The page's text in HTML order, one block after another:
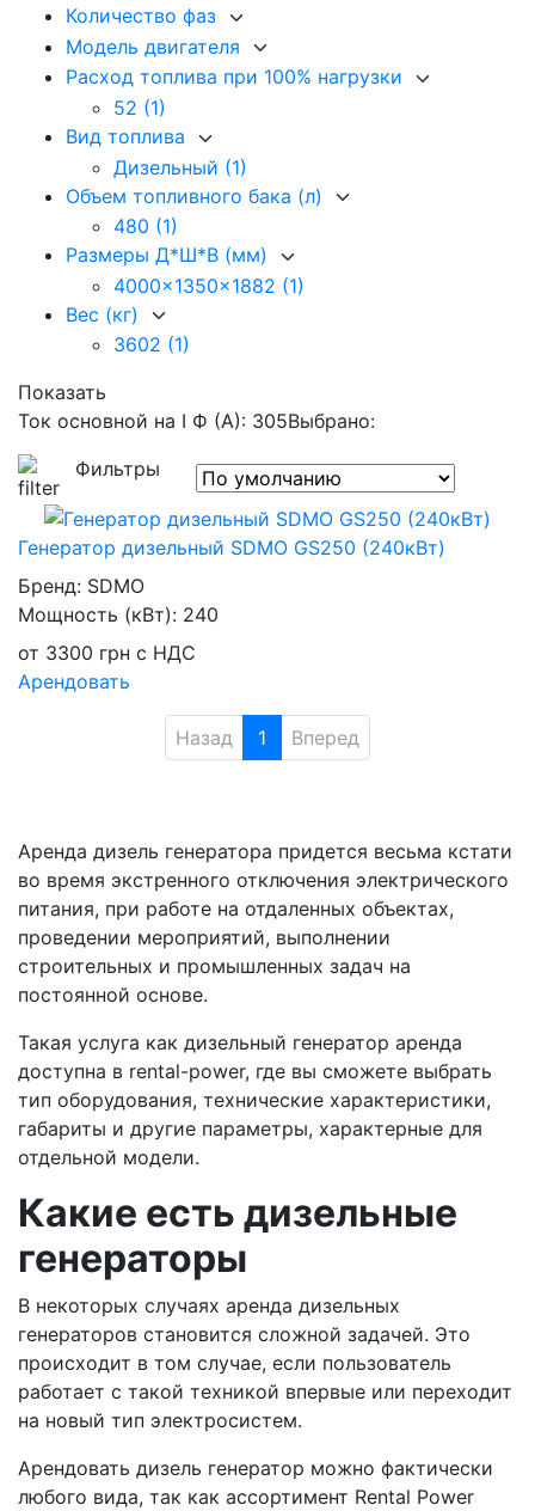
Количество фаз
Модель двигателя
Расход топлива при 100% нагрузки
52 (1)
Вид топлива
Дизельный (1)
Объем топливного бака (л)
480 (1)
Размеры Д*Ш*В (мм)
4000x1350x1882 (1)
Вес (кг)
3602 (1)
Показать
Ток основной на I Ф (А): 305Выбрано:
Фильтры
Генератор дизельный SDMO GS250 (240кВт)
Бренд: SDMO
Мощность (кВт): 240
от 3300 грн с НДС
Арендовать
Назад 1 Вперед
Аренда дизель генератора придется весьма кстати
во время экстренного отключения электрического
питания, при работе на отдаленных объектах,
проведении мероприятий, выполнении
строительных и промышленных задач на
постоянной основе.
Такая услуга как дизельный генератор аренда
доступна в rental-power, где вы сможете выбрать
тип оборудования, технические характеристики,
габариты и другие параметры, характерные для
отдельной модели.
Какие есть дизельные
генераторы
В некоторых случаях аренда дизельных
генераторов становится сложной задачей. Это
происходит в том случае, если пользователь
работает с такой техникой впервые или переходит
на новый тип электросистем.
Арендовать дизель генератор можно фактически
любого вида, так как ассортимент Rental Power